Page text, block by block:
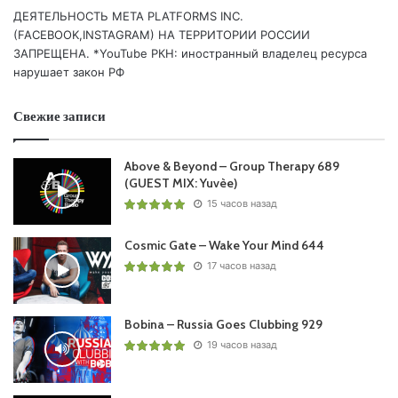
09 DJ PAUL (AR) – Red Sky /Perfecto/
10 Yuriy From Russia – Afterglow /Perfecto Black/
Понравился выпуск?
Пользовательская оценка:
ДЕЯТЕЛЬНОСТЬ МЕТА PLATFORMS INC.
(FACEBOOK,INSTAGRAM) НА ТЕРРИТОРИИ РОССИИ
ЗАПРЕЩЕНА. *YouTube РКН: иностранный владелец ресурса
нарушает закон РФ
Свежие записи
Above & Beyond – Group Therapy 689
(GUEST MIX: Yuvèe)
15 часов назад
Cosmic Gate – Wake Your Mind 644
17 часов назад
Bobina – Russia Goes Clubbing 929
19 часов назад